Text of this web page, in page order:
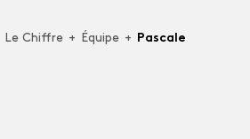
Le Chiffre + Équipe + Pascale